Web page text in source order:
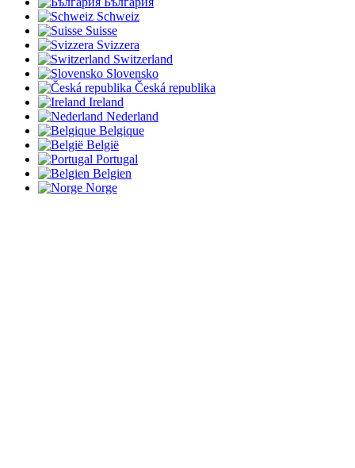
Schweiz
Suisse
Svizzera
Switzerland
Slovensko
Česká republika
Ireland
Nederland
Belgique
België
Portugal
Belgien
Norge